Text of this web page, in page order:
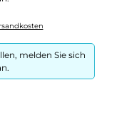
melden Sie sich